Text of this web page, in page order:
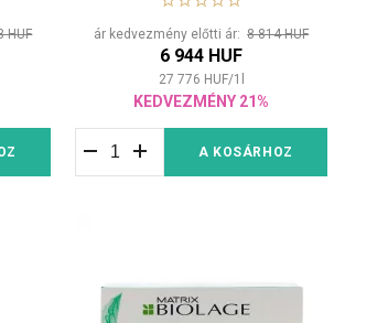
HUF ár kedvezmény előtti ár:8 814 HUF
6 944 HUF
27 776 HUF/1
KEDVEZMÉNY 21%
A KOSÁRHOZ